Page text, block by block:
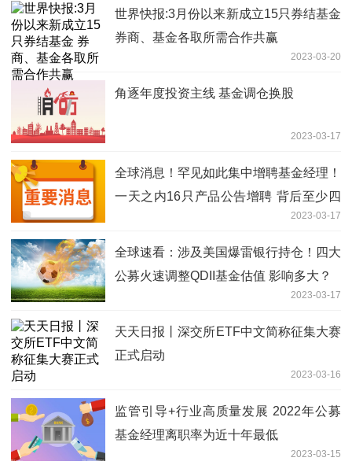
世界快报:3月份以来新成立15只券结基金
券商、基金各取所需合作共赢
2023-03-20
角逐年度投资主线 基金调仓换股
2023-03-17
全球消息！罕见如此集中增聘基金经理！
一天之内16只产品公告增聘 背后至少四
2023-03-17
全球速看：涉及美国爆雷银行持仓！四大
公募火速调整QDII基金估值 影响多大？
2023-03-17
天天日报丨深交所ETF中文简称征集大赛
正式启动
2023-03-16
监管引导+行业高质量发展 2022年公募
基金经理离职率为近十年最低
2023-03-15